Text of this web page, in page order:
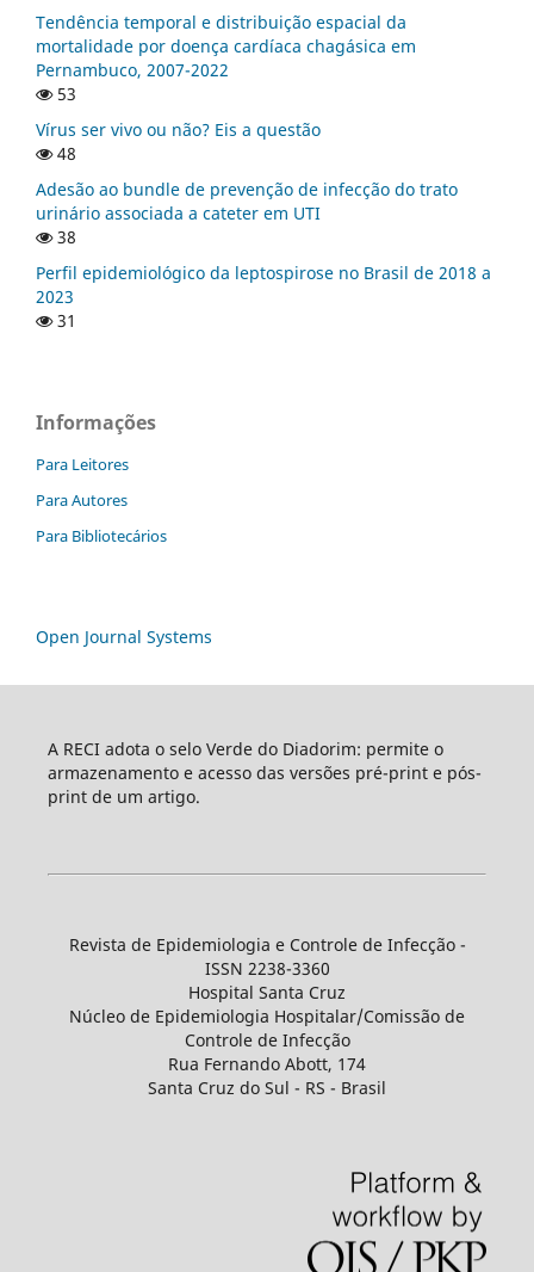
Tendência temporal e distribuição espacial da
mortalidade por doença cardíaca chagásica em
Pernambuco, 2007-2022
53
Vírus ser vivo ou não? Eis a questão
48
Adesão ao bundle de prevenção de infecção do trato
urinário associada a cateter em UTI
38
Perfil epidemiológico da leptospirose no Brasil de 2018 a
2023
31
Informações
Para Leitores
Para Autores
Para Bibliotecários
Open Journal Systems
A RECI adota o selo Verde do Diadorim: permite o
armazenamento e acesso das versões pré-print e pós-
print de um artigo.
Revista de Epidemiologia e Controle de Infecção -
ISSN 2238-3360
Hospital Santa Cruz
Núcleo de Epidemiologia Hospitalar/Comissão de
Controle de Infecção
Rua Fernando Abott, 174
Santa Cruz do Sul - RS - Brasil